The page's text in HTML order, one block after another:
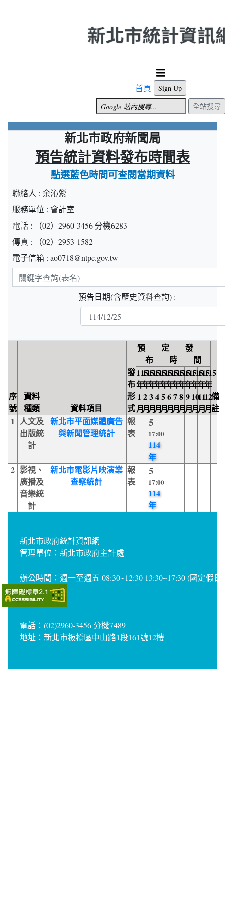
首頁
Sign Up
全站搜尋
新北市政府新聞局
預告統計資料發布時間表
點選藍色時間可查閱當期資料
聯絡人 : 余沁縈
服務單位 : 會計室
電話 : （02）2960-3456 分機6283
傳真 : （02）2953-1582
電子信箱 : ao0718@ntpc.gov.tw
關
鍵
預告日期(含歷史資料查詢) :
序
號
資料
種類
資料項目
發
布
形
式
預 定 發
布 時 間
備
註
115
年
1
月
115
年
2
月
115
年
3
月
115
年
4
月
115
年
5
月
115
年
6
月
115
年
7
月
115
年
8
月
115
年
9
月
115
年
10
月
115
年
11
月
115
年
12
月
1 人文及
出版統
計
新北市平面媒體廣告
與新聞管理統計
報
表
5
17:00
114
年
2 影視、
廣播及
音樂統
計
新北市電影片映演業
查察統計
報
表
5
17:00
114
年
新北市政府統計資訊網
管理單位：新北市政府主計處
辦公時間：週一至週五 08:30~12:30 13:30~17:30 (國定假日
電話：(02)2960-3456 分機7489
地址：新北市板橋區中山路1段161號12樓